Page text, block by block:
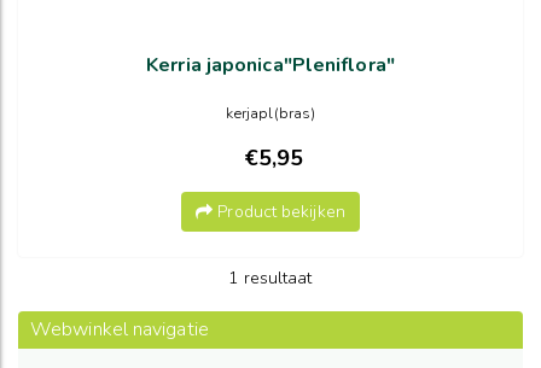
Kerria japonica"Pleniflora"
kerjapl(bras)
€5,95
Product bekijken
1 resultaat
Webwinkel navigatie